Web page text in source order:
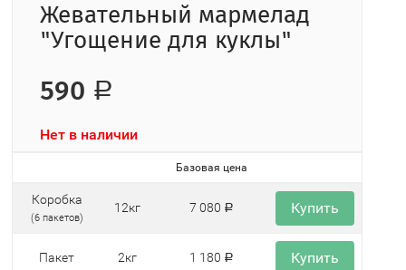
Жевательный мармелад
"Угощение для куклы"
590 Р
Нет в наличии
Базовая цена
Коробка
(6 пакетов)
12кг 7 080 Р Купить
Пакет 2кг 1 180 Р Купить